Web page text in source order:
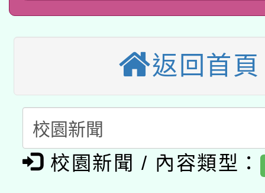
動」
本校115學年度第2次
招甄選結果公告(無人
適應運動共學行動站研
本館辦理115年度閱讀
暨閱讀推動專業研習
科技賦能─人工智慧
礎課程
A3數位素養講師名單
「數位內容與教學軟
返回首頁
校園新聞 / 內容類型：